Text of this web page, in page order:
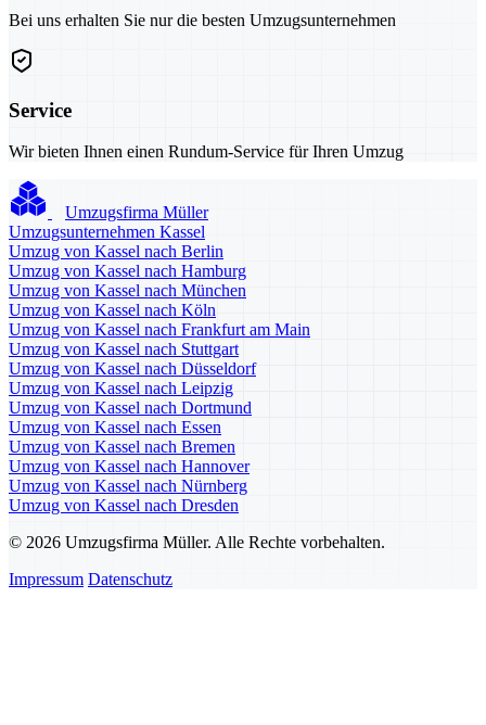
Bei uns erhalten Sie nur die besten Umzugsunternehmen
Service
Wir bieten Ihnen einen Rundum-Service für Ihren Umzug
Umzugsfirma Müller
Umzugsunternehmen Kassel
Umzug von Kassel nach Berlin
Umzug von Kassel nach Hamburg
Umzug von Kassel nach München
Umzug von Kassel nach Köln
Umzug von Kassel nach Frankfurt am Main
Umzug von Kassel nach Stuttgart
Umzug von Kassel nach Düsseldorf
Umzug von Kassel nach Leipzig
Umzug von Kassel nach Dortmund
Umzug von Kassel nach Essen
Umzug von Kassel nach Bremen
Umzug von Kassel nach Hannover
Umzug von Kassel nach Nürnberg
Umzug von Kassel nach Dresden
© 2026 Umzugsfirma Müller. Alle Rechte vorbehalten.
Impressum Datenschutz